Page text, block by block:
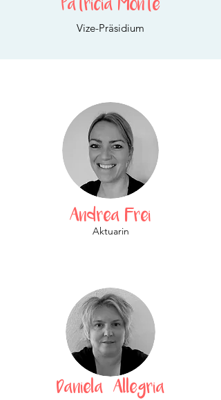
Patricia Monte
Vize-Präsidium
Andrea Frei
Aktuarin
Daniela Allegria